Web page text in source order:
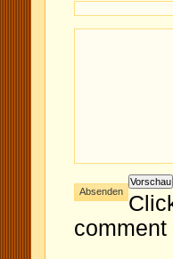
comment